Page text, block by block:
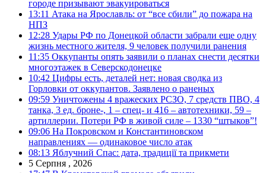
городе призывают эвакуироваться
13:11 Атака на Ярославль: от “все сбили” до пожара на
НПЗ
12:28 Удары РФ по Донецкой области забрали еще одну
жизнь местного жителя, 9 человек получили ранения
11:35 Оккупанты опять заявили о планах снести десятки
многоэтажек в Северскодонецке
10:42 Цифры есть, деталей нет: новая сводка из
Горловки от оккупантов. Заявлено о раненых
09:59 Уничтожены 4 вражеских РСЗО, 7 средств ПВО, 4
танка, 3 ед. броне-, 1 – спец- и 416 – автотехники, 59 –
артиллерии. Потери РФ в живой силе – 1330 “штыков”!
09:06 На Покровском и Константиновском
направлениях — одинаковое число атак
08:13 Яблучний Спас: дата, традиції та прикмети
5 Серпня , 2026